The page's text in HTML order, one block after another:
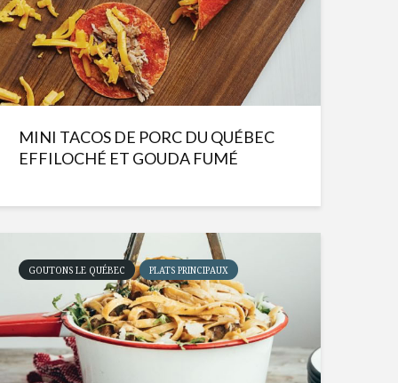
MINI TACOS DE PORC DU QUÉBEC
EFFILOCHÉ ET GOUDA FUMÉ
GOUTONS LE QUÉBEC PLATS PRINCIPAUX